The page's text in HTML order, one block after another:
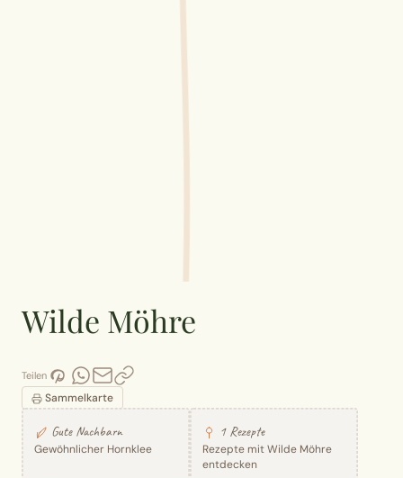
Wilde Möhre
Teilen
Sammelkarte
Gute Nachbarn
Gewöhnlicher Hornklee
1 Rezepte
Rezepte mit Wilde Möhre
entdecken